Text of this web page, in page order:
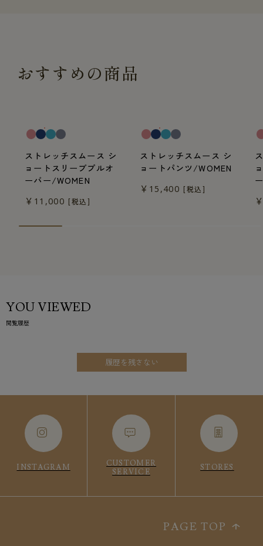
おすすめの商品
ストレッチスムース シ
ョートスリーブプルオ
ーバー/WOMEN
￥11,000 [税込]
ストレッチスムース シ
ョートパンツ/WOMEN
￥15,400 [税込]
YOU VIEWED
閲覧履歴
履歴を残さない
INSTAGRAM
CUSTOMER
SERVICE
STORES
PAGE TOP